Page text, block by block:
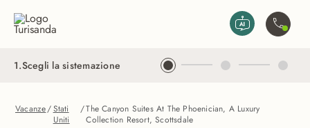
1.Scegli la sistemazione
Vacanze/Stati
Uniti
/The Canyon Suites At The Phoenician, A Luxury
Collection Resort, Scottsdale